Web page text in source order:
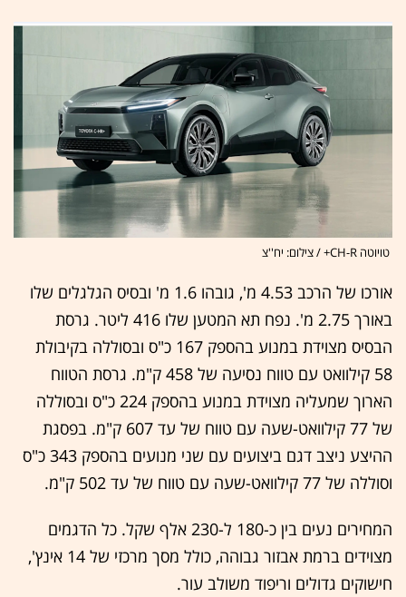
טויוטה CH-R+ / צילום: יח''צ
אורכו של הרכב 4.53 מ', גובהו 1.6 מ' ובסיס הגלגלים שלו
באורך 2.75 מ'. נפח תא המטען שלו 416 ליטר. גרסת
הבסיס מצוידת במנוע בהספק 167 כ"ס ובסוללה בקיבולת
58 קילוואט עם טווח נסיעה של 458 ק"מ. גרסת הטווח
הארוך שמעליה מצוידת במנוע בהספק 224 כ"ס ובסוללה
של 77 קילוואט-שעה עם טווח של עד 607 ק"מ. בפסגת
ההיצע ניצב דגם ביצועים עם שני מנועים בהספק 343 כ"ס
וסוללה של 77 קילוואט-שעה עם טווח של עד 502 ק"מ.
המחירים נעים בין כ-180 ל-230 אלף שקל. כל הדגמים
מצוידים ברמת אבזור גבוהה, כולל מסך מרכזי של 14 אינץ',
חישוקים גדולים וריפוד משולב עור.